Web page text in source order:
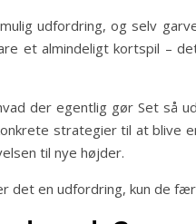
udfordring, og selv
et almindeligt kortspil –
der egentlig gør Set så
strategier til at blive
til nye højder.
en udfordring, kun de